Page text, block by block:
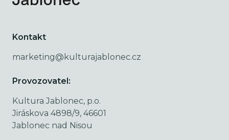
Kontakt
marketing@kulturajablonec.cz
Provozovatel:
Kultura Jablonec, p.o.
Jiráskova 4898/9, 46601
Jablonec nad Nisou